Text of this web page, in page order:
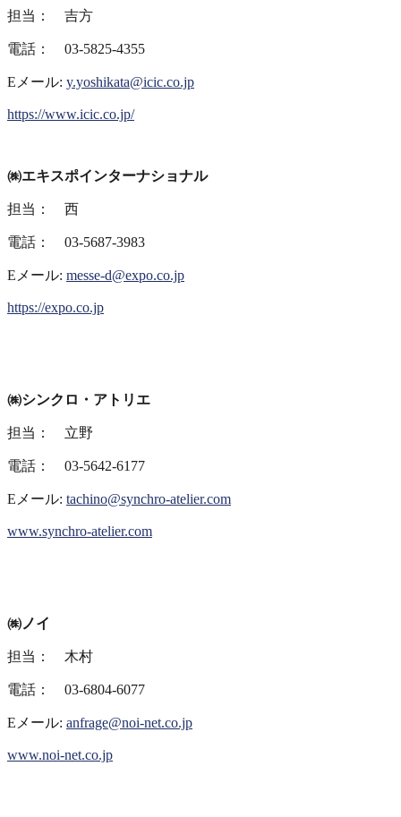
担当： 吉方
電話： 03-5825-4355
Eメール: y.yoshikata@icic.co.jp
https://www.icic.co.jp/
㈱エキスポインターナショナル
担当： 西
電話： 03-5687-3983
Eメール: messe-d@expo.co.jp
https://expo.co.jp
㈱シンクロ・アトリエ
担当： 立野
電話： 03-5642-6177
Eメール: tachino@synchro-atelier.com
www.synchro-atelier.com
㈱ノイ
担当： 木村
電話： 03-6804-6077
Eメール: anfrage@noi-net.co.jp
www.noi-net.co.jp